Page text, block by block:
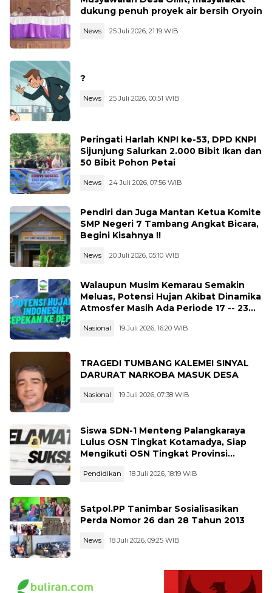
dukung penuh proyek air bersih Oryoin
News 25 Juli 2026, 21:19 WIB
?
News 25 Juli 2026, 00:51 WIB
Peringati Harlah KNPI ke-53, DPD KNPI
Sijunjung Salurkan 2.000 Bibit Ikan dan
50 Bibit Pohon Petai
News 24 Juli 2026, 07:56 WIB
Pendiri dan Juga Mantan Ketua Komite
SMP Negeri 7 Tambang Angkat Bicara,
Begini Kisahnya !!
News 20 Juli 2026, 05:10 WIB
Walaupun Musim Kemarau Semakin
Meluas, Potensi Hujan Akibat Dinamika
Atmosfer Masih Ada Periode 17 -- 23
Nasional 19 Juli 2026, 16:20 WIB
TRAGEDI TUMBANG KALEMEI SINYAL
DARURAT NARKOBA MASUK DESA
Nasional 19 Juli 2026, 07:38 WIB
Siswa SDN-1 Menteng Palangkaraya
Lulus OSN Tingkat Kotamadya, Siap
Mengikuti OSN Tingkat Provinsi
Pendidikan 18 Juli 2026, 18:19 WIB
Satpol.PP Tanimbar Sosialisasikan
Perda Nomor 26 dan 28 Tahun 2013
News 18 Juli 2026, 09:25 WIB